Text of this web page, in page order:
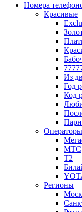
Номера
Красивые
Из
Год
Код
Операторы
МТС
Т2
Регионы